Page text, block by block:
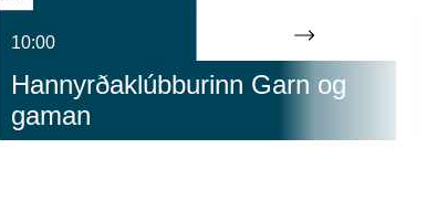
10:00
Hannyrðaklúbburinn Garn og
gaman